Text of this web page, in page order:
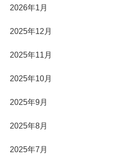
2026年1月
2025年12月
2025年11月
2025年10月
2025年9月
2025年8月
2025年7月